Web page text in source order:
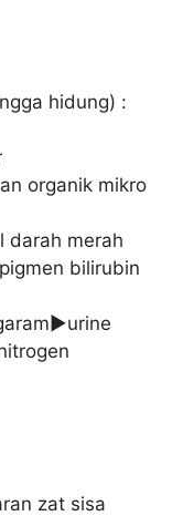
hidung) :
organik mikro
darah merah
bilirubin
zat sisa